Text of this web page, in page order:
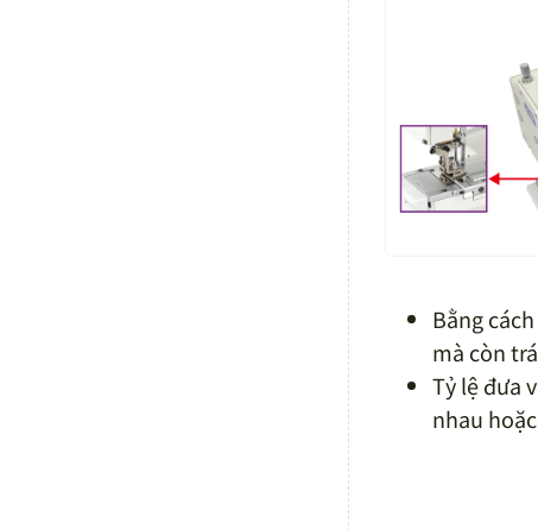
Bằng
mà còn
Tỷ lệ đưa
nhau